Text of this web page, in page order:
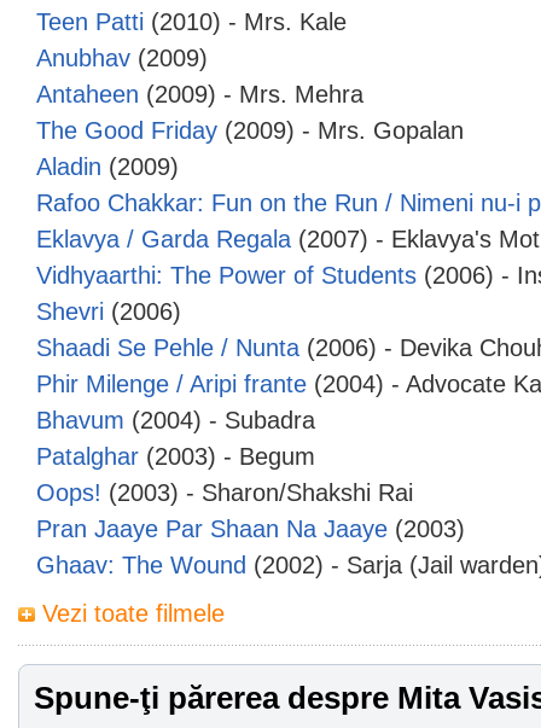
Teen Patti (2010) - Mrs. Kale
Anubhav (2009)
Antaheen (2009) - Mrs. Mehra
The Good Friday (2009) - Mrs. Gopalan
Aladin (2009)
Rafoo Chakkar: Fun on the Run / Nimeni nu-i
Eklavya / Garda Regala (2007) - Eklavya's
Vidhyaarthi: The Power of Students (2006) -
Shevri (2006)
Shaadi Se Pehle / Nunta (2006) - Devika
Phir Milenge / Aripi frante (2004) - Advocate
Bhavum (2004) - Subadra
Patalghar (2003) - Begum
Oops! (2003) - Sharon/Shakshi Rai
Pran Jaaye Par Shaan Na Jaaye (2003)
Ghaav: The Wound (2002) - Sarja (Jail
Vezi toate filmele
Spune-ţi părerea despre Mita